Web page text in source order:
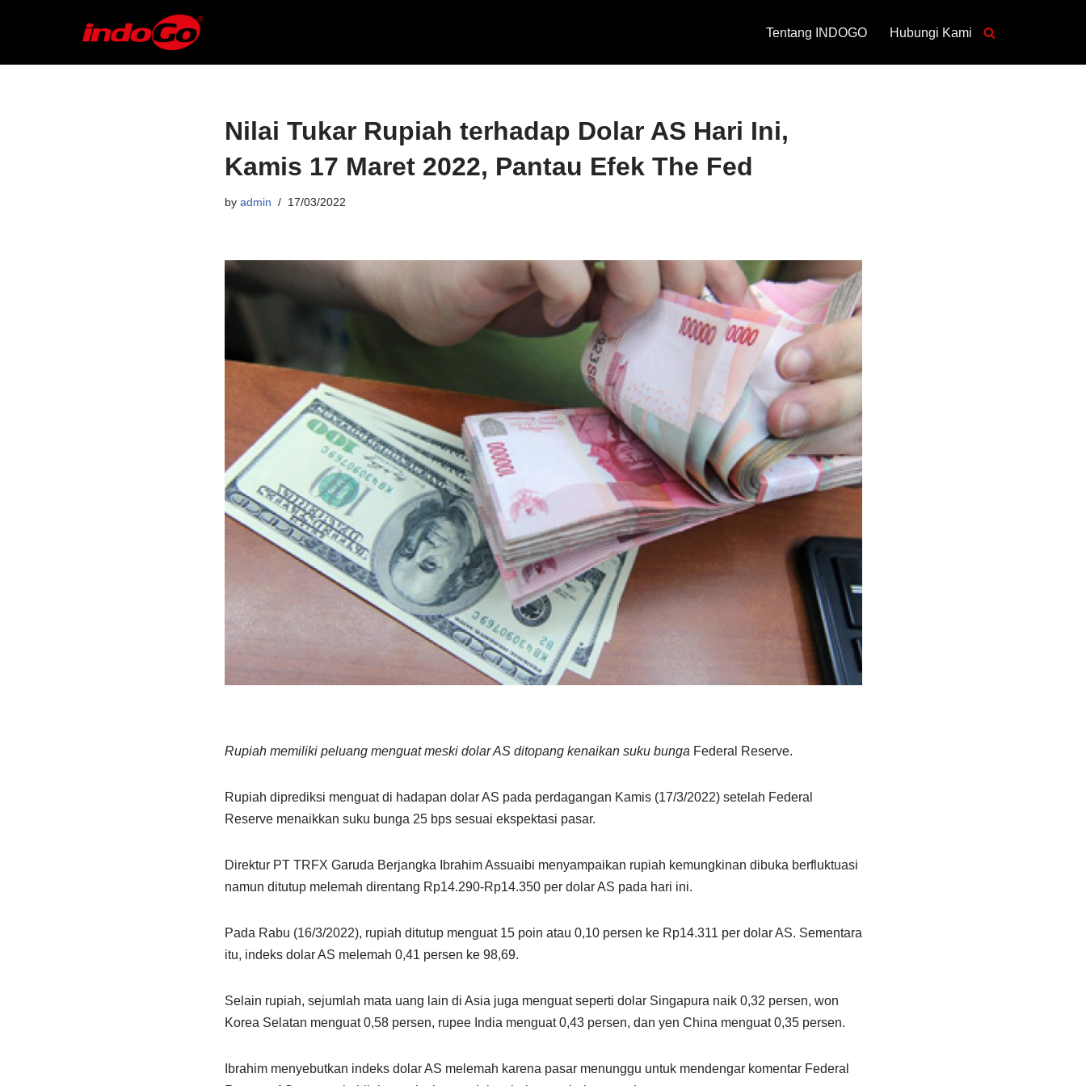
to
Tentang INDOGO Hubungi Kami
Nilai Tukar Rupiah terhadap Dolar AS Hari Ini,
Kamis 17 Maret 2022, Pantau Efek The Fed
by admin 17/03/2022
Rupiah memiliki peluang menguat meski dolar AS ditopang kenaikan suku bunga Federal Reserve.
Rupiah diprediksi menguat di hadapan dolar AS pada perdagangan Kamis (17/3/2022) setelah Federal
Reserve menaikkan suku bunga 25 bps sesuai ekspektasi pasar.
Direktur PT TRFX Garuda Berjangka Ibrahim Assuaibi menyampaikan rupiah kemungkinan dibuka berfluktuasi
namun ditutup melemah direntang Rp14.290-Rp14.350 per dolar AS pada hari ini.
Pada Rabu (16/3/2022), rupiah ditutup menguat 15 poin atau 0,10 persen ke Rp14.311 per dolar AS. Sementara
itu, indeks dolar AS melemah 0,41 persen ke 98,69.
Selain rupiah, sejumlah mata uang lain di Asia juga menguat seperti dolar Singapura naik 0,32 persen, won
Korea Selatan menguat 0,58 persen, rupee India menguat 0,43 persen, dan yen China menguat 0,35 persen.
Ibrahim menyebutkan indeks dolar AS melemah karena pasar menunggu untuk mendengar komentar Federal